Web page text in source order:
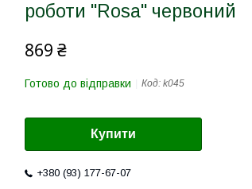
роботи "Rosa" червоний
869 ₴
Готово до відправки Код: k045
Купити
+380 (93) 177-67-07